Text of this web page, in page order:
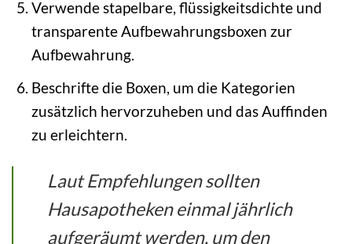
Verwende stapelbare, flüssigkeitsdichte und
transparente Aufbewahrungsboxen zur
Aufbewahrung.
Beschrifte die Boxen, um die Kategorien
zusätzlich hervorzuheben und das Auffinden
zu erleichtern.
Laut Empfehlungen sollten
Hausapotheken einmal jährlich
aufgeräumt werden, um den